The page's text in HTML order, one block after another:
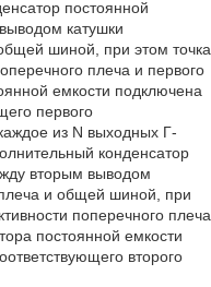
постоянной
катушки
шиной, при этом точка
плеча и первого
емкости подключена
первого
из N выходных Г-
конденсатор
вторым выводом
плеча и общей шиной, при
поперечного плеча
постоянной емкости
второго